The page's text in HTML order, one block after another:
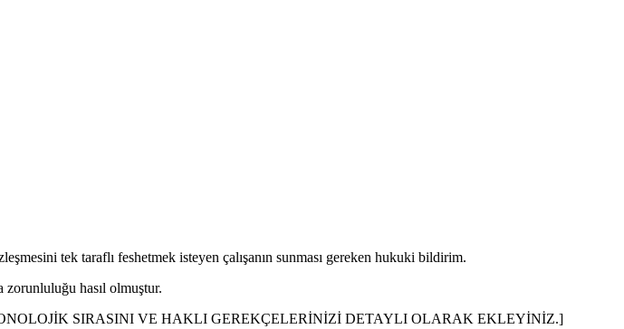
tek taraflı feshetmek isteyen çalışanın sunması gereken hukuki bildirim.
zorunluluğu hasıl olmuştur.
SIRASINI VE HAKLI GEREKÇELERİNİZİ DETAYLI OLARAK EKLEYİNİZ.]